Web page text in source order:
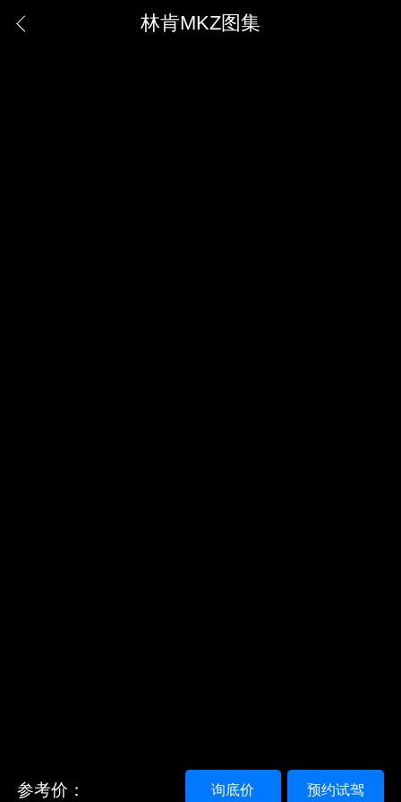
林肯MKZ图集
参考价： 预约试驾
询底价